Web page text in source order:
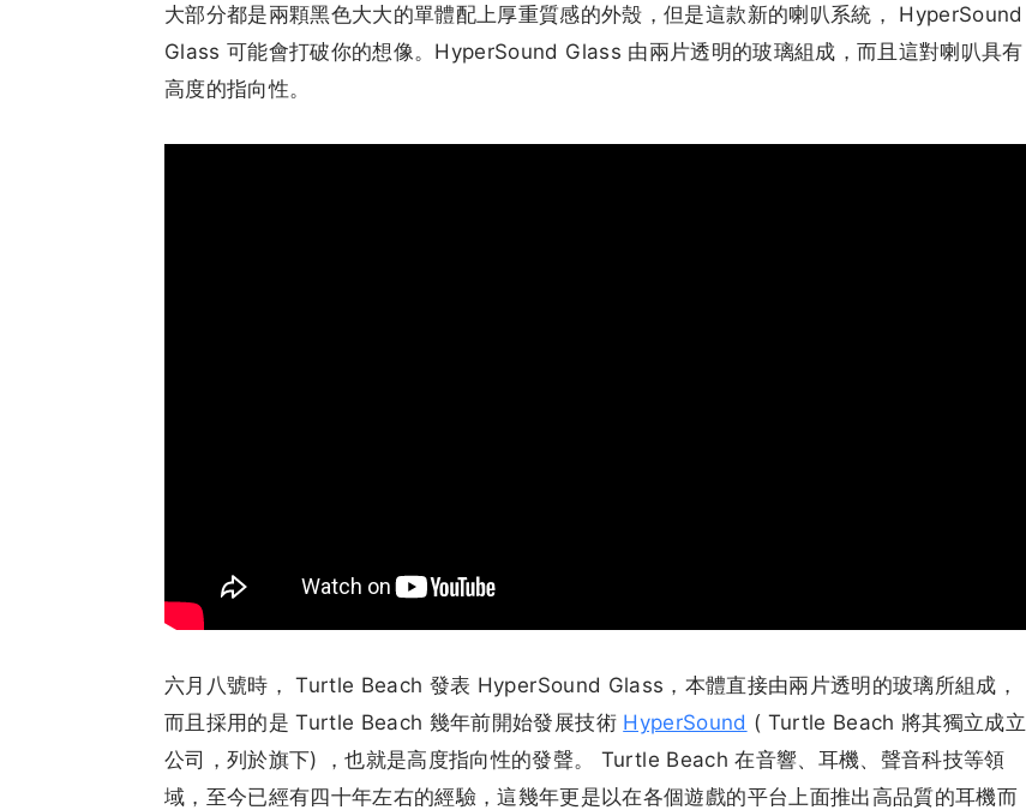
大部分都是兩顆黑色大大的單體配上厚重質感的外殼，但是這款新的喇叭系統， HyperSound
Glass 可能會打破你的想像。HyperSound Glass 由兩片透明的玻璃組成，而且這對喇叭具有
高度的指向性。
六月八號時， Turtle Beach 發表 HyperSound Glass，本體直接由兩片透明的玻璃所組成，
而且採用的是 Turtle Beach 幾年前開始發展技術 HyperSound ( Turtle Beach 將其獨立成立
公司，列於旗下) ，也就是高度指向性的發聲。 Turtle Beach 在音響、耳機、聲音科技等領
域，至今已經有四十年左右的經驗，這幾年更是以在各個遊戲的平台上面推出高品質的耳機而